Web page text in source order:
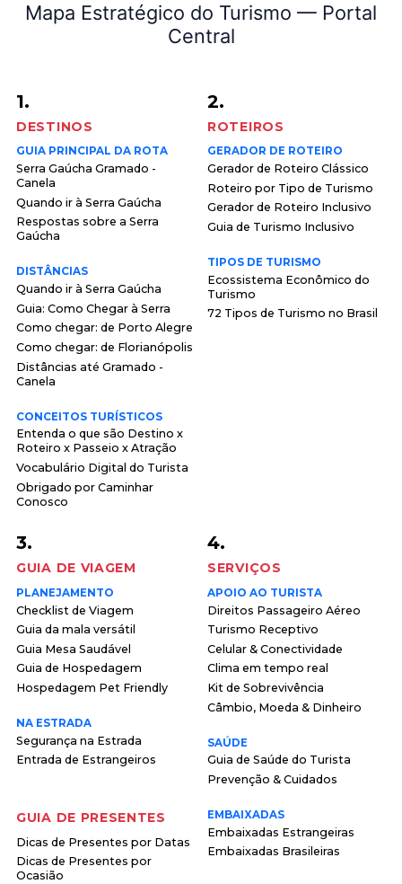
Mapa Estratégico do Turismo — Portal
Central
1.
DESTINOS
GUIA PRINCIPAL DA ROTA
Serra Gaúcha Gramado -
Canela
Quando ir à Serra Gaúcha
Respostas sobre a Serra
Gaúcha
DISTÂNCIAS
Quando ir à Serra Gaúcha
Guia: Como Chegar à Serra
Como chegar: de Porto Alegre
Como chegar: de Florianópolis
Distâncias até Gramado -
Canela
CONCEITOS TURÍSTICOS
Entenda o que são Destino x
Roteiro x Passeio x Atração
Vocabulário Digital do Turista
Obrigado por Caminhar
Conosco
2.
ROTEIROS
GERADOR DE ROTEIRO
Gerador de Roteiro Clássico
Roteiro por Tipo de Turismo
Gerador de Roteiro Inclusivo
Guia de Turismo Inclusivo
TIPOS DE TURISMO
Ecossistema Econômico do
Turismo
72 Tipos de Turismo no Brasil
3.
GUIA DE VIAGEM
PLANEJAMENTO
Checklist de Viagem
Guia da mala versátil
Guia Mesa Saudável
Guia de Hospedagem
Hospedagem Pet Friendly
NA ESTRADA
Segurança na Estrada
Entrada de Estrangeiros
GUIA DE PRESENTES
Dicas de Presentes por Datas
Dicas de Presentes por
Ocasião
4.
SERVIÇOS
APOIO AO TURISTA
Direitos Passageiro Aéreo
Turismo Receptivo
Celular & Conectividade
Clima em tempo real
Kit de Sobrevivência
Câmbio, Moeda & Dinheiro
SAÚDE
Guia de Saúde do Turista
Prevenção & Cuidados
EMBAIXADAS
Embaixadas Estrangeiras
Embaixadas Brasileiras